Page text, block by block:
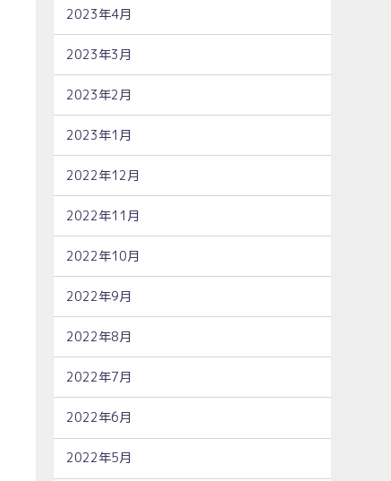
2023年4月
2023年3月
2023年2月
2023年1月
2022年12月
2022年11月
2022年10月
2022年9月
2022年8月
2022年7月
2022年6月
2022年5月